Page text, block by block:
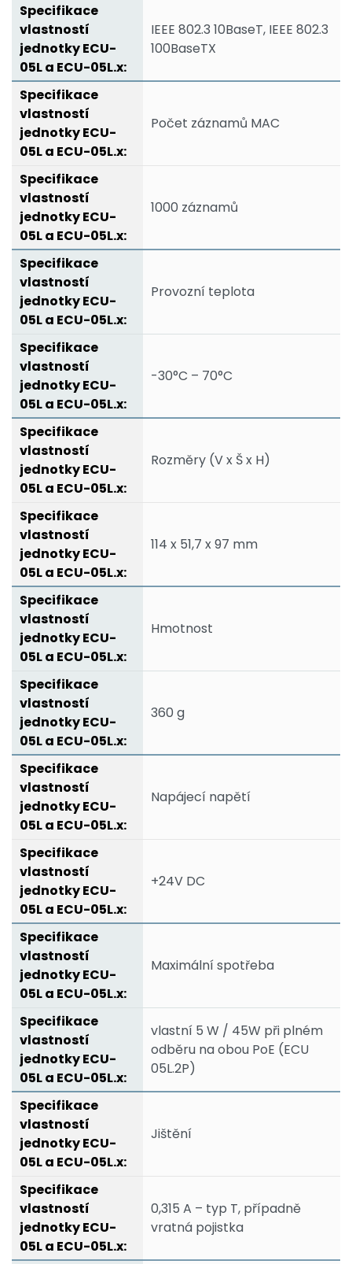
IEEE 802.3 10BaseT, IEEE 802.3
100BaseTX
Počet záznamů MAC
1000 záznamů
Provozní teplota
-30°C – 70°C
Rozměry (V x Š x H)
114 x 51,7 x 97 mm
Hmotnost
360 g
Napájecí napětí
+24V DC
Maximální spotřeba
vlastní 5 W / 45W při plném
odběru na obou PoE (ECU
05L.2P)
Jištění
0,315 A – typ T, případně
vratná pojistka